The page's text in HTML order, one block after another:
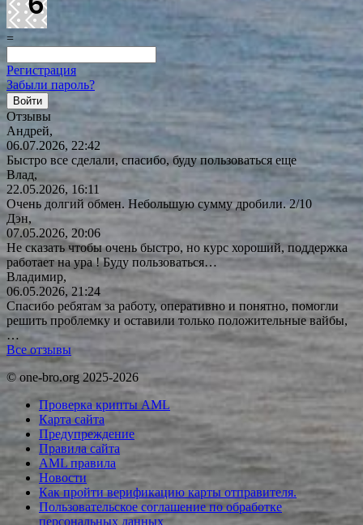
=
Регистрация
Забыли пароль?
Отзывы
Андрей,
06.07.2026, 22:42
Быстро все сделали, спасибо, буду пользоваться еще
Влад,
22.05.2026, 16:11
Очень долгий обмен. Небольшую сумму дробили. 2/10
Дэн,
07.05.2026, 20:06
Не сказать чтобы очень быстро, но курс хороший, поддержка
работает на ура ! Буду пользоваться…
Владимир,
06.05.2026, 21:24
Спасибо ребятам за работу, оперативно и понятно, помогли
решить проблемку и оставили только положительные вайбы,
…
Все отзывы
© one-bro.org 2025-2026
Проверка крипты AML
Карта сайта
Предупреждение
Правила сайта
AML правила
Новости
Как пройти верификацию карты отправителя.
Пользовательское соглашение по обработке
персональных данных